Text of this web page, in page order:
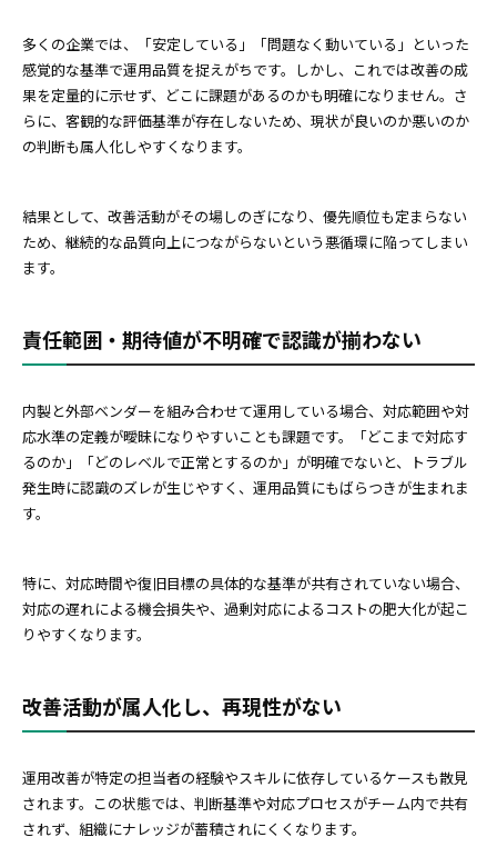
多くの企業では、「安定している」「問題なく動いている」といった
感覚的な基準で運用品質を捉えがちです。しかし、これでは改善の成
果を定量的に示せず、どこに課題があるのかも明確になりません。さ
らに、客観的な評価基準が存在しないため、現状が良いのか悪いのか
の判断も属人化しやすくなります。
結果として、改善活動がその場しのぎになり、優先順位も定まらない
ため、継続的な品質向上につながらないという悪循環に陥ってしまい
ます。
責任範囲・期待値が不明確で認識が揃わない
内製と外部ベンダーを組み合わせて運用している場合、対応範囲や対
応水準の定義が曖昧になりやすいことも課題です。「どこまで対応す
るのか」「どのレベルで正常とするのか」が明確でないと、トラブル
発生時に認識のズレが生じやすく、運用品質にもばらつきが生まれま
す。
特に、対応時間や復旧目標の具体的な基準が共有されていない場合、
対応の遅れによる機会損失や、過剰対応によるコストの肥大化が起こ
りやすくなります。
改善活動が属人化し、再現性がない
運用改善が特定の担当者の経験やスキルに依存しているケースも散見
されます。この状態では、判断基準や対応プロセスがチーム内で共有
されず、組織にナレッジが蓄積されにくくなります。